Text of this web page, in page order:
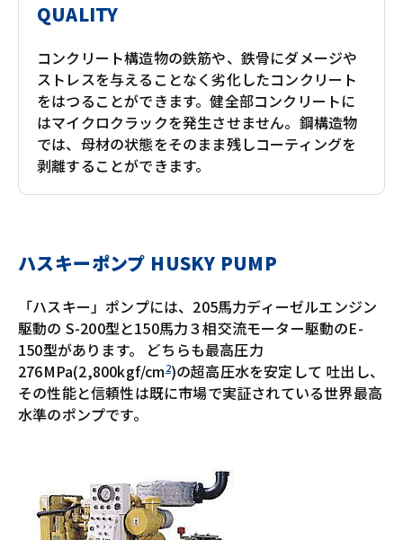
QUALITY
コンクリート構造物の鉄筋や、鉄骨にダメージや
ストレスを与えることなく劣化したコンクリート
をはつることができます。健全部コンクリートに
はマイクロクラックを発生させません。鋼構造物
では、母材の状態をそのまま残しコーティングを
剥離することができます。
ハスキーポンプ HUSKY PUMP
「ハスキー」ポンプには、205馬力ディーゼルエンジン
駆動の S-200型と150馬力３相交流モーター駆動のE-
150型があります。 どちらも最高圧力
276MPa(2,800kgf/cm2)の超高圧水を安定して 吐出し、
その性能と信頼性は既に市場で実証されている世界最高
水準のポンプです。